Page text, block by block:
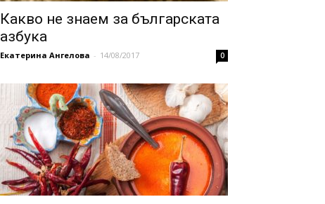
Какво не знаем за българската
азбука
Екатерина Ангелова - 14/08/2017 0